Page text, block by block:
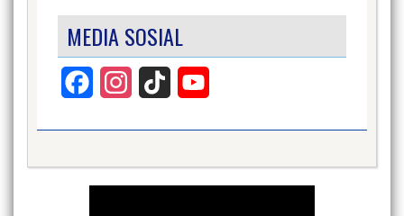
MEDIA SOSIAL
Facebook InstagramTikTok